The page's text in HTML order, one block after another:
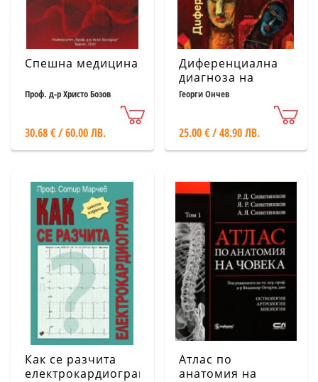
Спешна медицина
Проф. д-р Христо Бозов
30.68 € / 60.00 ЛВ.
Диференциална
диагноза на
психичните
Георги Ончев
25.00 € / 48.90 ЛВ.
Как се разчита
електрокардиограма
Атлас по
анатомия на